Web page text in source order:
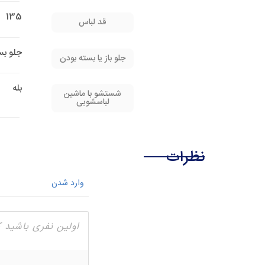
قد لباس 135
جلو باز یا بسته بودن جلو
شستشو با ماشین
لباسشویی
بله
نظرات
وارد شدن